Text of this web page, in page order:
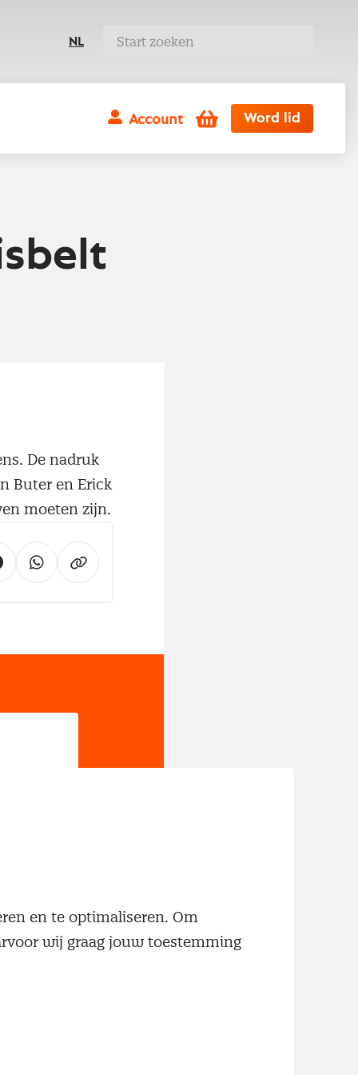
NL
Account Winkelwagen
Word lid
De nadruk
Buter en Erick
moeten zijn.
en te optimaliseren. Om
wij graag jouw toestemming